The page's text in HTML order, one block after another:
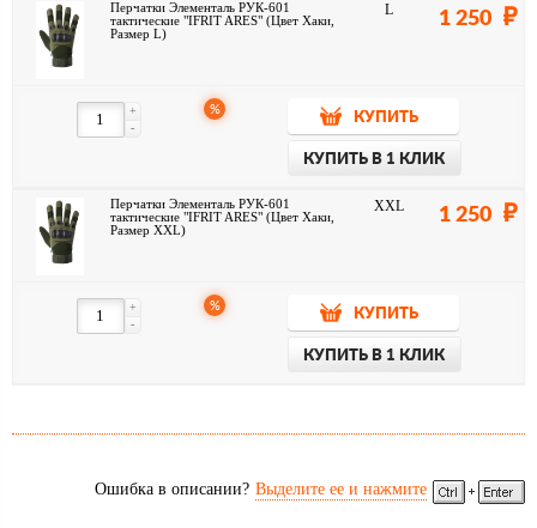
Перчатки Элементаль РУК-601
тактические "IFRIT ARES" (Цвет Хаки,
Размер L)
L 1 250
-
+ %
КУПИТЬ
КУПИТЬ В 1 КЛИК
Перчатки Элементаль РУК-601
тактические "IFRIT ARES" (Цвет Хаки,
Размер XXL)
XXL 1 250
-
+ %
КУПИТЬ
КУПИТЬ В 1 КЛИК
Ошибка в описании? Выделите ее и нажмите